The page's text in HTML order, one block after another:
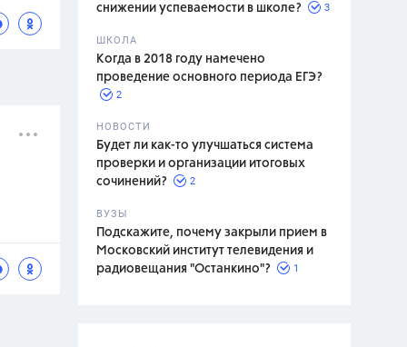
снижении успеваемости в школе?
3
ШКОЛА
Когда в 2018 году намечено
проведение основного периода ЕГЭ?
2
НОВОСТИ
Будет ли как-то улучшаться система
проверки и организации итоговых
сочинений?
2
ВУЗЫ
Подскажите, почему закрыли прием в
Московский институт телевидения и
радиовещания "Останкино"?
1